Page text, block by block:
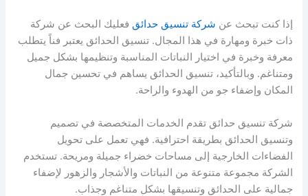
إذا كنت تبحث عن شركة تنسيق حدائق فعليك البحث عن شركة
ذات خبرة ومهارة في هذا المجال. تنسيق الحدائق يعتبر فناً يتطلب
معرفة وخبرة في اختيار النباتات المناسبة وتنظيمها بشكل جميل
ومتناغم. وبالتأكيد، تنسيق الحدائق يساهم في تحسين جمال
المكان وإضفاء جو من الهدوء والراحة.
شركة تنسيق حدائق تقدم الخدمات المتخصصة في تصميم
وتنسيق الحدائق بطريقة احترافية. فهي تعمل على تحويل
الفضاءات الخارجية إلى مساحات خضراء جميلة ومريحة. تستخدم
الشركة مجموعة متنوعة من النباتات والأشجار والزهور لإضفاء
جمالية على الحدائق وتنسيقها بشكل متناغم وجذاب.